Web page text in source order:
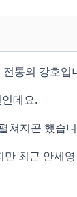
통의 강호입
데요.
쳐지곤 했습
최근 안세영